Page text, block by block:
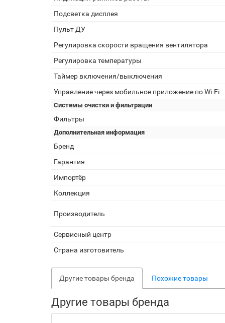
Подсветка дисплея
Пульт ДУ
Регулировка скорости вращения вентилятора
Регулировка температуры
Таймер включения/выключения
Управление через мобильное приложение по Wi-Fi
Системы очистки и фильтрации
Фильтры
Дополнительная информация
Бренд
Гарантия
Импортёр
Коллекция
Производитель
Сервисный центр
Страна изготовитель
Другие товары бренда Похожие товары
Другие товары бренда